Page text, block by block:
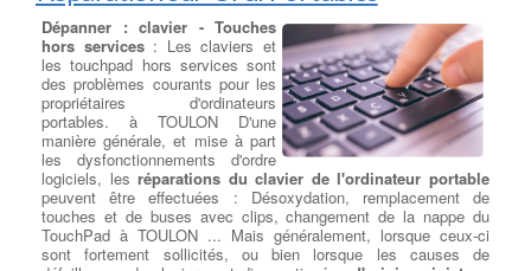
utiliser des solutions de sécurité fiables, et faire preuve de
prudence lorsqu'ils naviguent sur Internet et ouvrent des fichiers
provenant de sources inconnues.
Nos prestations sur PC
Dépanner ou remplacer votre
carte mère : Elément majeur d'un
PC de bureau à TOULON, sur
laquelle votreprocesseur, carte
graphique, barrette mémoireet
autres composants viennent se
Dépanner : clavier - Touches
hors services: Les claviers et
les touchpad hors services sont
des problèmes courants pour les
propriétaires d'ordinateurs
portables. à TOULON D'une
manière générale, et mise à part
les dysfonctionnements d'ordre
logiciels, lesréparations du clavier de l'ordinateur portable
peuvent être effectuées : Désoxydation, remplacement de
touches et de buses avec clips, changement de la nappe du
TouchPad à TOULON ... Mais généralement, lorsque ceux-ci
sont fortement sollicités, ou bien lorsque les causes de